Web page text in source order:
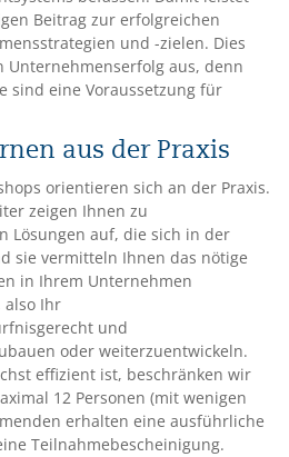
Beitrag zur erfolgreichen
und -zielen. Dies
aus, denn
sind eine Voraussetzung für
aus der Praxis
orientieren sich an der Praxis.
zeigen Ihnen zu
Lösungen auf, die sich in der
sie vermitteln Ihnen das nötige
in Ihrem Unternehmen
also Ihr
und
oder weiterzuentwickeln.
effizient ist, beschränken wir
12 Personen (mit wenigen
erhalten eine ausführliche
Teilnahmebescheinigung.